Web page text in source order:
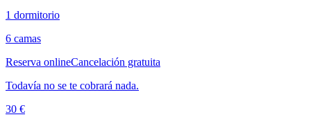
1 dormitorio
6 camas
Reserva onlineCancelación gratuita
Todavía no se te cobrará nada.
30 €